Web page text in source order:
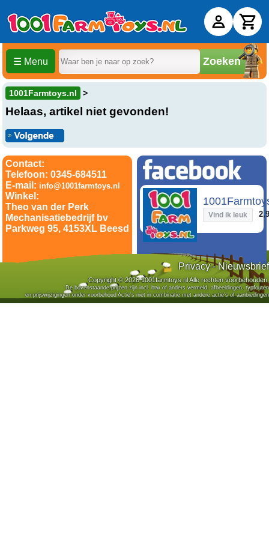
☰ Menu Zoeken
1001Farmtoys.nl
Helaas, artikel niet gevonden!
Contact:
Telefoon: 0345-684511
E-mail: info@1001farmtoys.nl
Winkel:
Theo van der Perk
Mechanisatiebedrijf bv
Parkweg 95, 4153XL Beesd
Vind ik leuk
Privacy-Nieuwsbrief
Copyright © 2026 1001farmtoys.nl Alle rechten voorbehouden.
De bovenstaande prijzen zijn incl. btw of anders vermeld, afbeeldingen, typfouten
en prijswijzigingen onder voorbehoud Actie's niet in combinatie met andere actie's of aanbiedingen